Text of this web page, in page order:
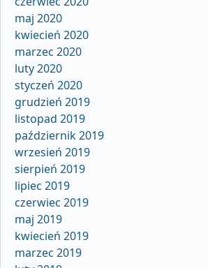
maj 2020
kwiecień 2020
marzec 2020
luty 2020
styczeń 2020
grudzień 2019
listopad 2019
październik 2019
wrzesień 2019
sierpień 2019
lipiec 2019
czerwiec 2019
maj 2019
kwiecień 2019
marzec 2019